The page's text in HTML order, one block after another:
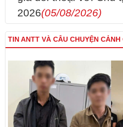
2026(05/08/2026)
TIN ANTT VÀ CÂU CHUYỆN CẢNH